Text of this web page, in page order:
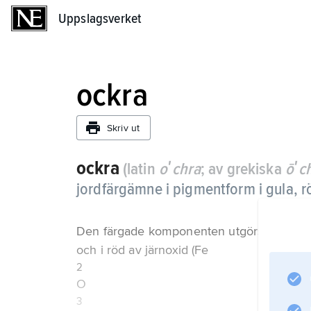
Uppslagsverket
ockra
Skriv ut
ockra (latin oʹchra; av grekiska
jordfärgämne i pigmentform i gula,
Den färgade komponenten utgörs i gul
och i röd av järnoxid (Fe
2
O
3